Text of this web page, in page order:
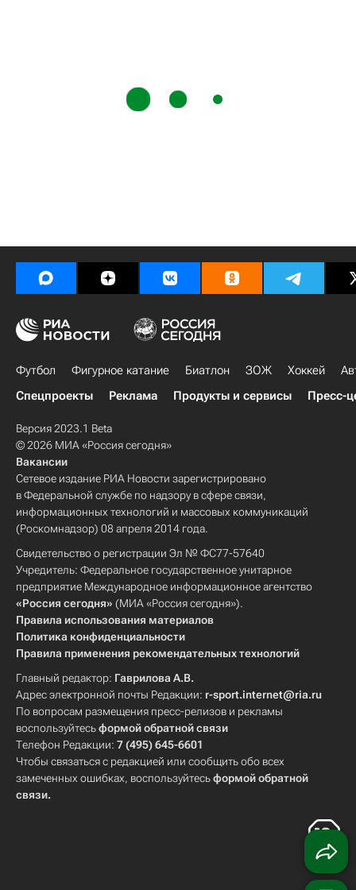
Футбол Фигурное катание Биатлон ЗОЖ Хоккей
Спецпроекты
Реклама Продукты и сервисы Пресс-
Версия 2023.1 Beta
© 2026 МИА «Россия сегодня»
Вакансии
Сетевое издание РИА Новости зарегистрировано
в Федеральной службе по надзору в сфере связи,
информационных технологий и массовых коммуникаций
(Роскомнадзор) 08 апреля 2014 года.
Свидетельство о регистрации Эл № ФС77-57640
Учредитель: Федеральное государственное унитарное
предприятие Международное информационное агентство
«Россия сегодня» (МИА «Россия сегодня»).
Правила использования материалов
Политика конфиденциальности
Правила применения рекомендательных технологий
Главный редактор: Гаврилова А.В.
Адрес электронной почты Редакции: r-sport.internet@ria.ru
По вопросам размещения пресс-релизов и рекламы
воспользуйтесьформой обратной связи
Телефон Редакции: 7 (495) 645-6601
Чтобы связаться с редакцией или сообщить обо всех
замеченных ошибках, воспользуйтесьформой обратной
связи.